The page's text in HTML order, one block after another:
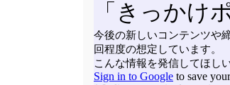
時
: